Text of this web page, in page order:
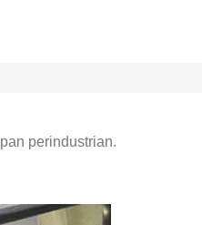
perindustrian.